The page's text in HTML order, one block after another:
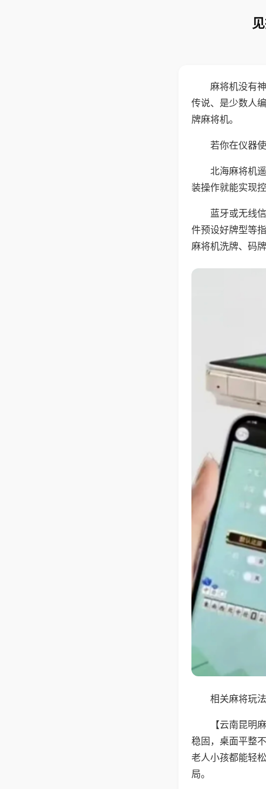
麻将机没有
传说、是少数人
牌麻将机。
若你在仪器
北海麻将机
装操作就能实现
蓝牙或无线
件预设好牌型等
麻将机洗牌、码
相关麻将玩
【云南昆明
稳固，桌面平整
老人小孩都能轻
局。